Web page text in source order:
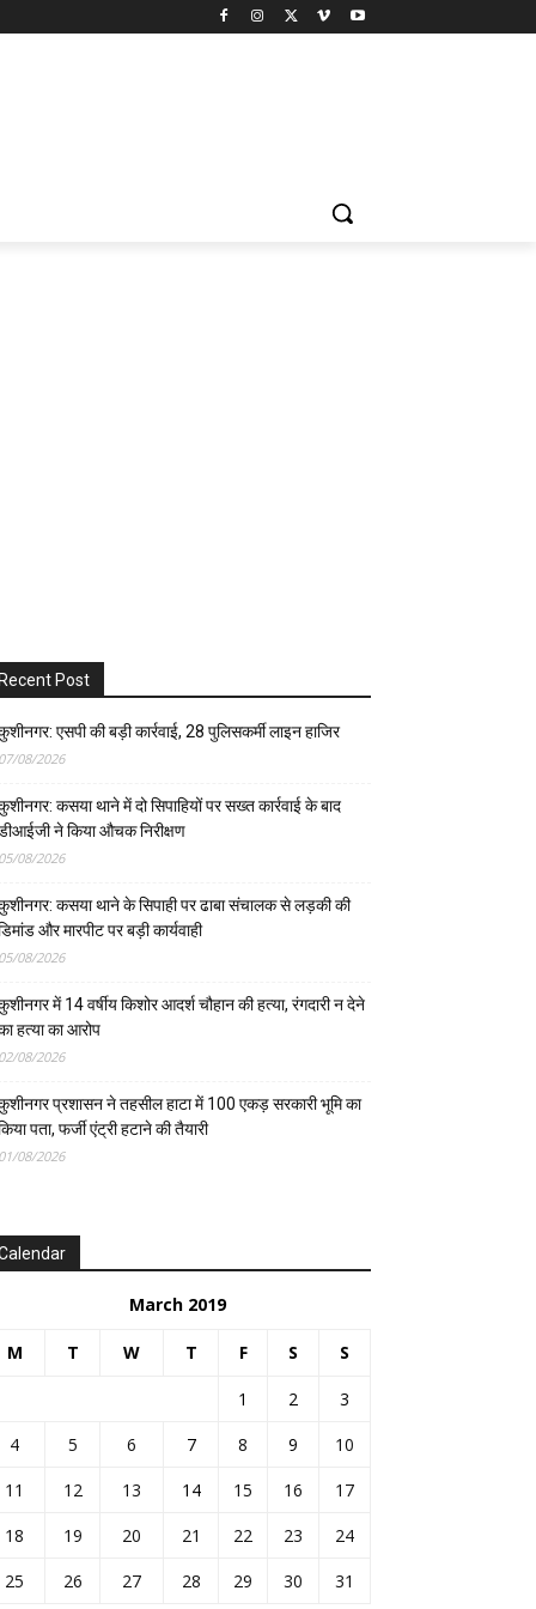
Recent Post
एसपी की बड़ी कार्रवाई, 28 पुलिसकर्मी लाइन हाजिर
07/08/2026
कसया थाने में दो सिपाहियों पर सख्त कार्रवाई के बाद
ने किया औचक निरीक्षण
05/08/2026
कसया थाने के सिपाही पर ढाबा संचालक से लड़की की
और मारपीट पर बड़ी कार्यवाही
05/08/2026
में 14 वर्षीय किशोर आदर्श चौहान की हत्या, रंगदारी न देने
हत्या का आरोप
02/08/2026
प्रशासन ने तहसील हाटा में 100 एकड़ सरकारी भूमि का
पता, फर्जी एंट्री हटाने की तैयारी
01/08/2026
March 2019
M T W T F S S
1 2
3
4
5 6 7 8 9
10
11
12 13 14 15 16
17
18
19 20 21 22 23
24
25
26 27 28 29 30
31